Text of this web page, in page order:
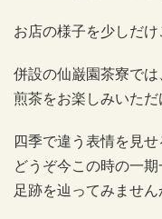
お店の様子を少しだけ
併設の仙巌園茶寮で
煎茶をお楽しみいただ
四季で違う表情を見せ
どうぞ今この時の一
足跡を辿ってみません